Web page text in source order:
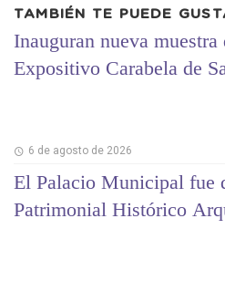
TAMBIÉN TE PUEDE
Inauguran nueva
Expositivo Carabela de
6 de agosto de 2026
El Palacio Municipal fue
Patrimonial Histórico